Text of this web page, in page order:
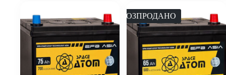
РОЗПРОДАНО